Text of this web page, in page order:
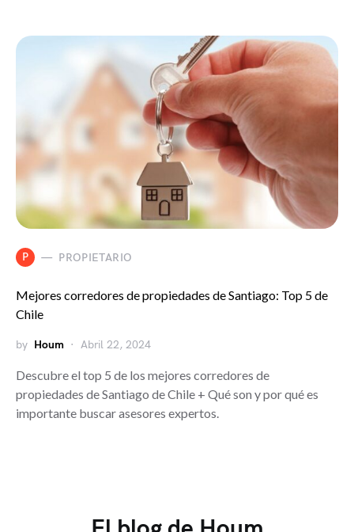
P PROPIETARIO
Mejores corredores de propiedades de Santiago: Top 5 de
Chile
by Houm Abril 22, 2024
Descubre el top 5 de los mejores corredores de
propiedades de Santiago de Chile + Qué son y por qué es
importante buscar asesores expertos.